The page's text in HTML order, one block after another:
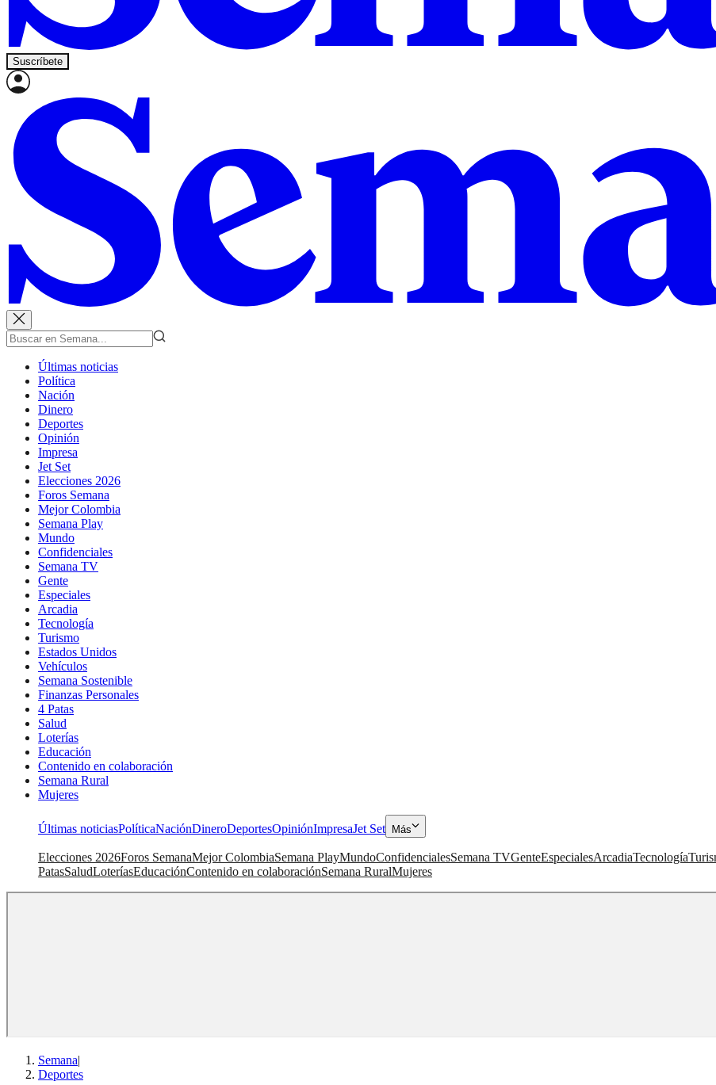
Suscríbete
Últimas noticias
Política
Nación
Dinero
Deportes
Opinión
Impresa
Jet Set
Elecciones 2026
Foros Semana
Mejor Colombia
Semana Play
Mundo
Confidenciales
Semana TV
Gente
Especiales
Arcadia
Tecnología
Turismo
Estados Unidos
Vehículos
Semana Sostenible
Finanzas Personales
4 Patas
Salud
Loterías
Educación
Contenido en colaboración
Semana Rural
Mujeres
Últimas noticiasPolíticaNaciónDineroDeportesOpiniónImpresaJet Set Más
Elecciones 2026Foros SemanaMejor ColombiaSemana PlayMundoConfidencialesSemana TVGenteEspecialesArcadiaTecnología
PatasSaludLoteríasEducaciónContenido en colaboraciónSemana RuralMujeres
Semana|
Deportes